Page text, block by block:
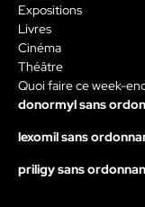
Expositions
Livres
Cinéma
Théâtre
Quoi faire ce week-
donormyl sans
lexomil sans
priligy sans